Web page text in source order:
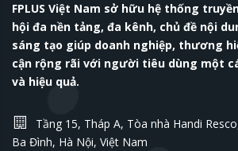
FPLUS Việt Nam sở hữu hệ thống
hội đa nền tảng, đa kênh, chủ đề nội
sáng tạo giúp doanh nghiệp, thương
cận rộng rãi với người tiêu dùng một
và hiệu quả.
Tầng 15, Tháp A, Tòa nhà Handi
Ba Đình, Hà Nội, Việt Nam